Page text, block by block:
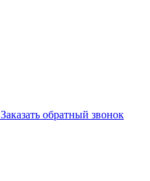
Заказать обратный звонок